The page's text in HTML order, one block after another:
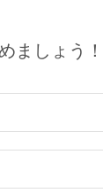
ましょう！